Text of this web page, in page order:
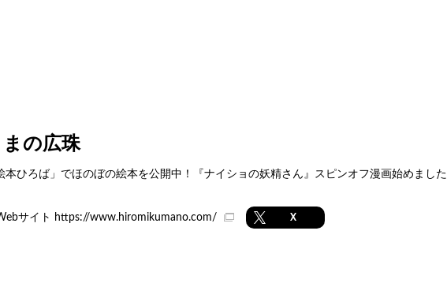
の広珠
本ひろば」でほのぼの絵本を公開中！『ナイショの妖精さん』スピンオフ漫画始めました
サイト https://www.hiromikumano.com/ X